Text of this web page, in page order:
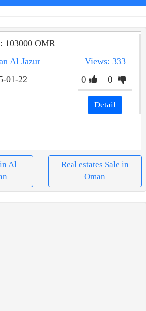
103000 OMR
Al Jazur
01-22
Views: 333
0 0
Detail
Al
Real estates Sale in
Oman